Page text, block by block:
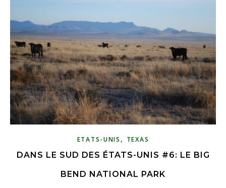
ETATS-UNIS , TEXAS
DANS LE SUD DES ÉTATS-UNIS #6: LE BIG
BEND NATIONAL PARK